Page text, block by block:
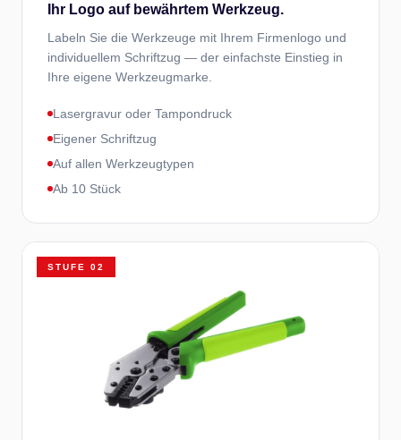
Ihr Logo auf bewährtem Werkzeug.
Labeln Sie die Werkzeuge mit Ihrem Firmenlogo und
individuellem Schriftzug — der einfachste Einstieg in
Ihre eigene Werkzeugmarke.
Lasergravur oder Tampondruck
Eigener Schriftzug
Auf allen Werkzeugtypen
Ab 10 Stück
STUFE 02